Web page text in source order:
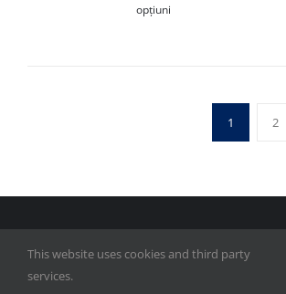
opțiuni
1 2
Administrative și ale Comunicării
This website uses cookies and third party
services.